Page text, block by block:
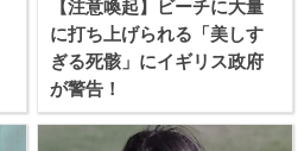
【注意喚起】ビーチに大量
に打ち上げられる「美しす
ぎる死骸」にイギリス政府
が警告！